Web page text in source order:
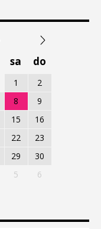
sa do
1
2
8
9
15
16
22
23
29
30
5 6